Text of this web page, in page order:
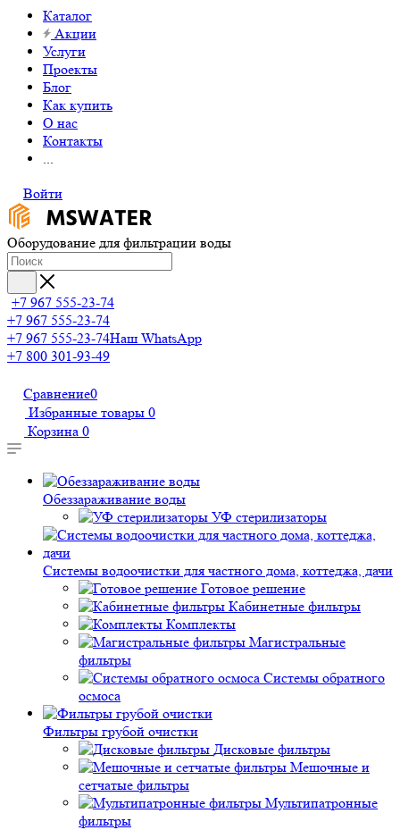
Каталог
Акции
Услуги
Проекты
Блог
Как купить
О нас
Контакты
...
Войти
Оборудование для фильтрации воды
+7 967 555-23-74
+7 967 555-23-74
+7 967 555-23-74Наш WhatsApp
+7 800 301-93-49
Сравнение0
Избранные товары 0
Корзина 0
Обеззараживание воды
УФ стерилизаторы
Системы водоочистки для частного дома, коттеджа, дачи
Готовое решение
Кабинетные фильтры
Комплекты
Магистральные
фильтры
Системы обратного
осмоса
Фильтры грубой очистки
Дисковые фильтры
Мешочные и
сетчатые фильтры
Мультипатронные
фильтры